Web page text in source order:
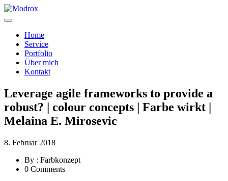
Home
Service
Portfolio
Über mich
Kontakt
Leverage agile frameworks to provide a
robust? | colour concepts | Farbe wirkt |
Melaina E. Mirosevic
8. Februar 2018
By : Farbkonzept
0 Comments